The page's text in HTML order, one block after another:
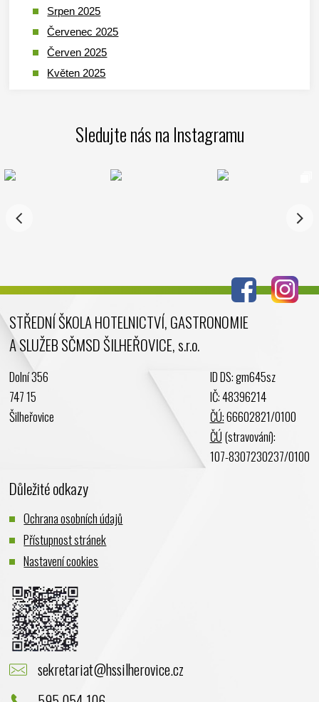
Srpen 2025
Červenec 2025
Červen 2025
Květen 2025
Leden 2025
Listopad 2024
Duben 2024
Březen 2024
Leden 2024
Listopad 2023
Srpen 2023
Červen 2023
Květen 2023
Duben 2023
Březen 2023
Únor 2023
Leden 2023
Prosinec 2022
Listopad 2022
Sledujte nás na Instagramu
STŘEDNÍ ŠKOLA HOTELNICTVÍ, GASTRONOMIE
A SLUŽEB SČMSD ŠILHEŘOVICE, s.r.o.
Dolní 356
747 15
Šilheřovice
ID DS: gm645sz
IČ: 48396214
ČÚ:66602821/0100
ČÚ (stravování):
107-8307230237/0100
Důležité odkazy
Ochrana osobních údajů
Přístupnost stránek
Nastavení cookies
sekretariat@hssilherovice.cz